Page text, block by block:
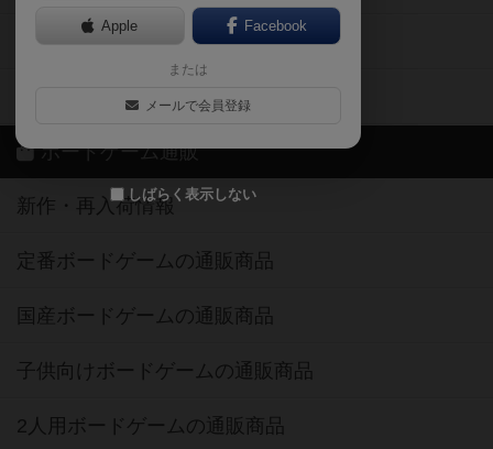
Apple Facebook
または
メールで会員登録
しばらく表示しない
ボードゲーム業界コラム
ボドゲーマご利用案内
ボードゲーム通販
新作・再入荷情報
定番ボードゲームの通販商品
国産ボードゲームの通販商品
子供向けボードゲームの通販商品
2人用ボードゲームの通販商品